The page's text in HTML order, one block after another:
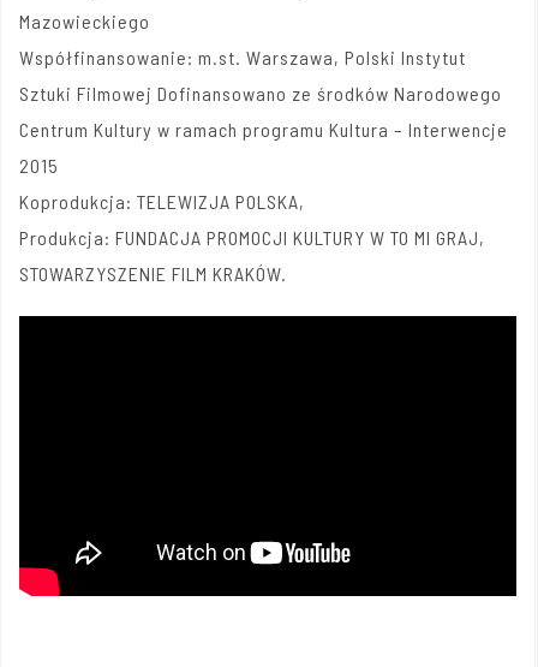
Mazowieckiego
Współfinansowanie: m.st. Warszawa, Polski Instytut
Sztuki Filmowej Dofinansowano ze środków Narodowego
Centrum Kultury w ramach programu Kultura – Interwencje
2015
Koprodukcja: TELEWIZJA POLSKA,
Produkcja: FUNDACJA PROMOCJI KULTURY W TO MI GRAJ,
STOWARZYSZENIE FILM KRAKÓW.